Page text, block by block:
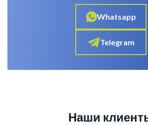
Whatsapp
Telegram
Наши